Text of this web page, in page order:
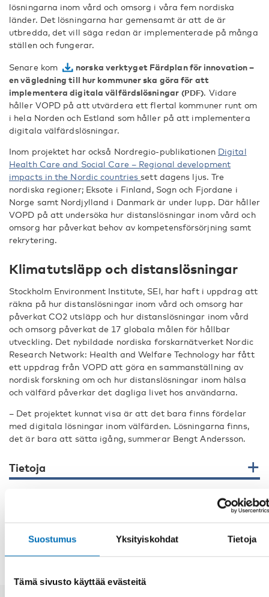
Suostumus Yksityiskohdat Tietoja
Tämä sivusto käyttää evästeitä
lösningarna inom vård och omsorg i våra fem nordiska
länder. Det lösningarna har gemensamt är att de är
utbredda, det vill säga redan är implementerade på många
ställen och fungerar.
Senare kom
norska verktyget Färdplan för innovation –
en vägledning till hur kommuner ska göra för att
implementera digitala välfärdslösningar
. Vidare
håller VOPD på att utvärdera ett flertal kommuner runt om
i hela Norden och Estland som håller på att implementera
digitala välfärdslösningar.
Inom projektet har också Nordregio-publikationen Digital
Health Care and Social Care – Regional development
impacts in the Nordic countries sett dagens ljus. Tre
nordiska regioner; Eksote i Finland, Sogn och Fjordane i
Norge samt Nordjylland i Danmark är under lupp. Där håller
VOPD på att undersöka hur distanslösningar inom vård och
omsorg har påverkat behov av kompetensförsörjning samt
rekrytering.
Klimatutsläpp och distanslösningar
Stockholm Environment Institute, SEI, har haft i uppdrag att
räkna på hur distanslösningar inom vård och omsorg har
påverkat CO2 utsläpp och hur distanslösningar inom vård
och omsorg påverkat de 17 globala målen för hållbar
utveckling. Det nybildade nordiska forskarnätverket Nordic
Research Network: Health and Welfare Technology har fått
ett uppdrag från VOPD att göra en sammanställning av
nordisk forskning om och hur distanslösningar inom hälsa
och välfärd påverkar det dagliga livet hos användarna.
– Det projektet kunnat visa är att det bara finns fördelar
med digitala lösningar inom välfärden. Lösningarna finns,
det är bara att sätta igång, summerar Bengt Andersson.
Tietoja